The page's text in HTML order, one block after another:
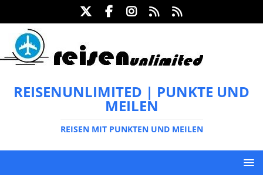
REISENUNLIMITED | PUNKTE UND
MEILEN
REISEN MIT PUNKTEN UND MEILEN